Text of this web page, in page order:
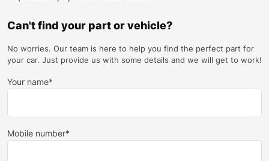
Can't find your part or vehicle?
No worries. Our team is here to help you find the perfect part for
your car. Just provide us with some details and we will get to work!
Your name*
Mobile number*